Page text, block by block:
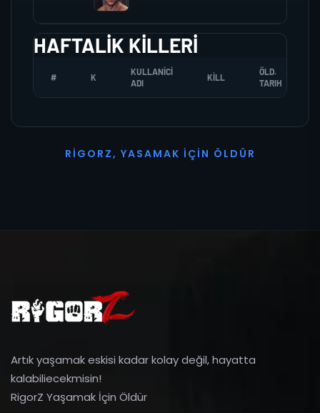
HAFTALIK KILLERI
# K
KULLANICI
ADI
KILL
ÖLD.
TARIH
R I G O R Z, YASAMAK İ ÇI N Ö L D Ü R
Artık yaşamak eskisi kadar kolay değil, hayatta
kalabiliecekmisin!
RigorZ Yaşamak İçin Öldür